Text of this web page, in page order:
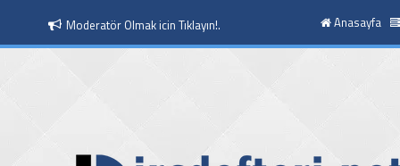
Moderatör Olmak icin Tıklayın!.
Nick Değişim Talebi Hk.
Anasayfa